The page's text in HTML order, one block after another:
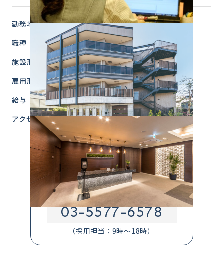
勤務地
東京都 杉並区
職種
家事・清掃スタッフ
施設形態
介護付有料老人ホーム
雇用形態
パート社員
給与
時給1,295円～+交通費規定内全額支給
アクセス
東京都杉並区井草4-17-14
西武新宿線「井荻」駅北口より徒歩11分
西武新宿線「上井草」駅北口より徒歩10分
お電話での応募・問合せはこちら
03-5577-6578
（採用担当：9時～18時）